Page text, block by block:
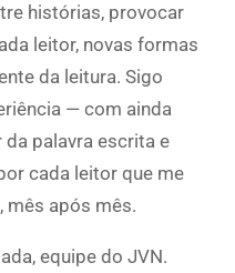
histórias, provocar
leitor, novas formas
da leitura. Sigo
— com ainda
palavra escrita e
cada leitor que me
mês após mês.
equipe do JVN.